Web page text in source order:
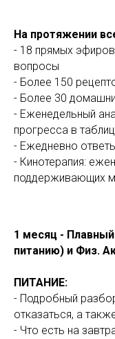
На протяжении
- 18 прямых
вопросы
- Более 150
- Более 30
- Еженедельный
прогресса в
- Ежедневно
- Кинотерапия:
поддерживающих
1 месяц -
питанию) и Физ.
ПИТАНИЕ:
- Подробный
отказаться, а
- Что есть на